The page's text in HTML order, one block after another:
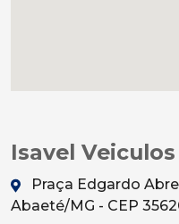
Isavel
Praça Edgardo
Abaeté/MG - CEP